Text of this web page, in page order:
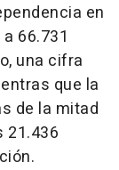
en
66.731
una cifra
que la
de la mitad
21.436